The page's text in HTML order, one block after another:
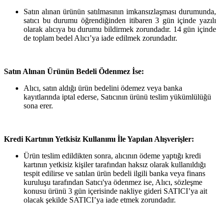
Satın alınan ürünün satılmasının imkansızlaşması durumunda,
satıcı bu durumu öğrendiğinden itibaren 3 gün içinde yazılı
olarak alıcıya bu durumu bildirmek zorundadır. 14 gün içinde
de toplam bedel Alıcı’ya iade edilmek zorundadır.
Satın Alınan Ürünün Bedeli Ödenmez İse:
Alıcı, satın aldığı ürün bedelini ödemez veya banka
kayıtlarında iptal ederse, Satıcının ürünü teslim yükümlülüğü
sona erer.
Kredi Kartının Yetkisiz Kullanımı İle Yapılan Alışverişler:
Ürün teslim edildikten sonra, alıcının ödeme yaptığı kredi
kartının yetkisiz kişiler tarafından haksız olarak kullanıldığı
tespit edilirse ve satılan ürün bedeli ilgili banka veya finans
kuruluşu tarafından Satıcı'ya ödenmez ise, Alıcı, sözleşme
konusu ürünü 3 gün içerisinde nakliye gideri SATICI’ya ait
olacak şekilde SATICI’ya iade etmek zorundadır.